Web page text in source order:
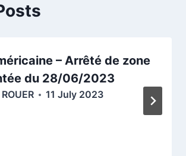
– Arrêté de zone
du 28/06/2023
11 July 2023